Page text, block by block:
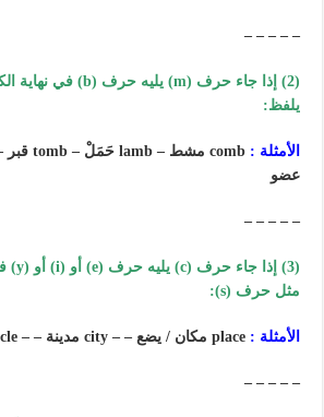
– – – – –
يلفظ:
الأمثلة :
عضو
– – – – –
مثل حرف (s):
الأمثلة :place مكان / يضع – – city مدينة – – bicycle دراجة
– – – – –